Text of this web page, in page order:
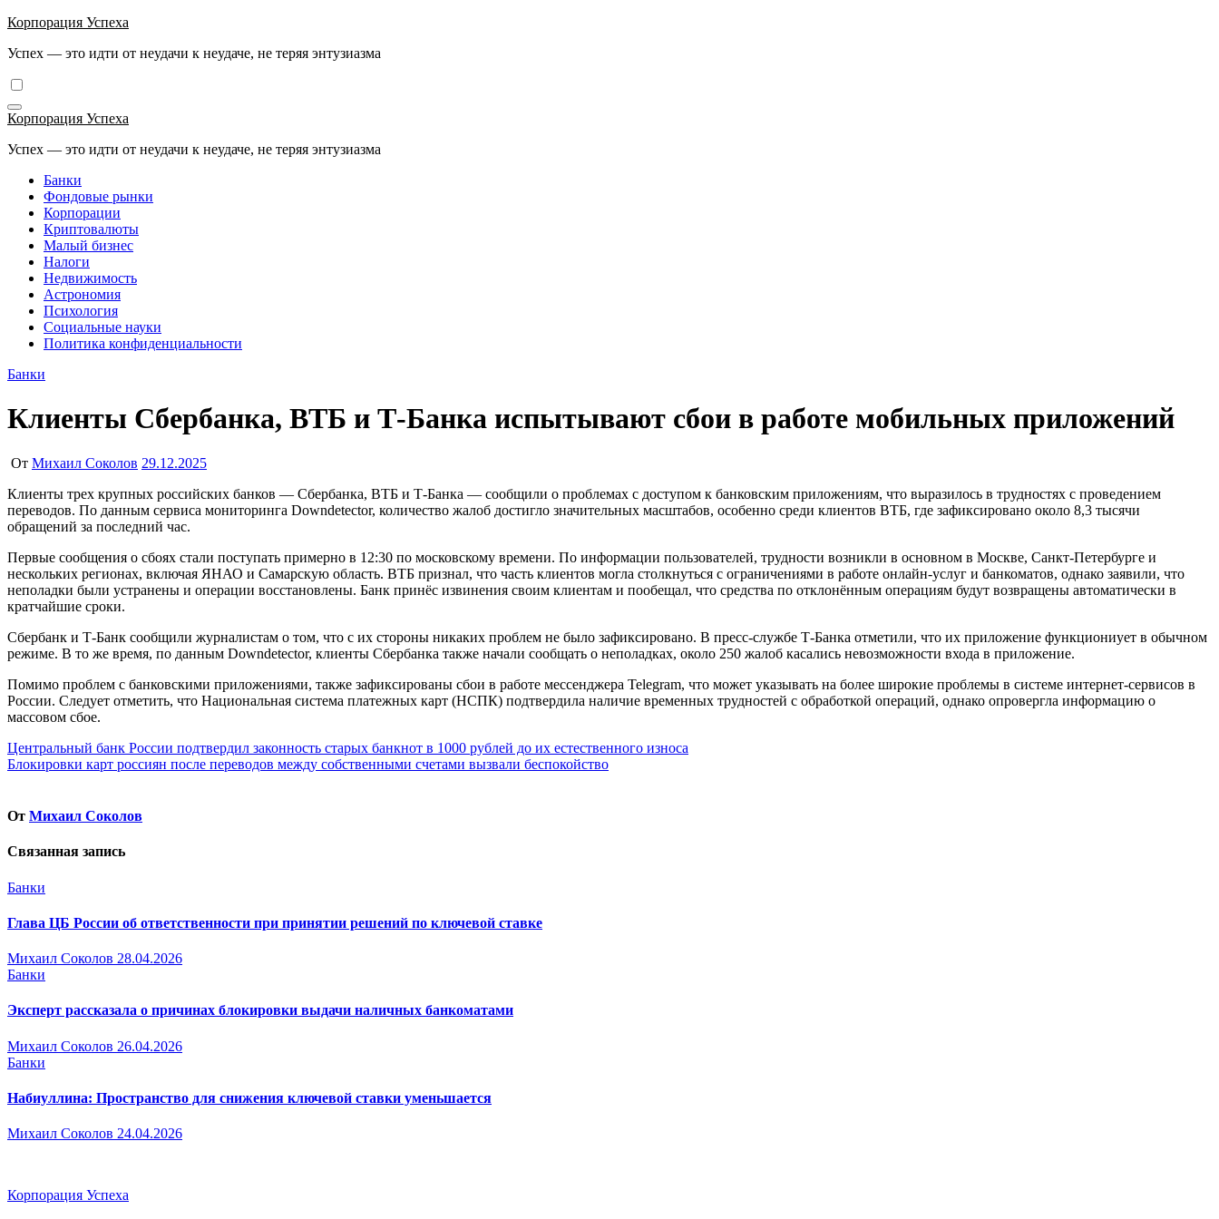
Перейти
содержимому
Корпорация Успеха
Успех — это идти от неудачи к неудаче, не теряя энтузиазма
Корпорация Успеха
Успех — это идти от неудачи к неудаче, не теряя энтузиазма
Банки
Фондовые рынки
Корпорации
Криптовалюты
Малый бизнес
Налоги
Недвижимость
Астрономия
Психология
Социальные науки
Политика конфиденциальности
Банки
Клиенты Сбербанка, ВТБ и Т-Банка испытывают сбои в работе мобильных приложений
От Михаил Соколов 29.12.2025
Клиенты трех крупных российских банков — Сбербанка, ВТБ и Т-Банка — сообщили о проблемах с доступом к банковским приложениям, что выразилось в трудностях с проведением
переводов. По данным сервиса мониторинга Downdetector, количество жалоб достигло значительных масштабов, особенно среди клиентов ВТБ, где зафиксировано около 8,3 тысячи
обращений за последний час.
Первые сообщения о сбоях стали поступать примерно в 12:30 по московскому времени. По информации пользователей, трудности возникли в основном в Москве, Санкт-Петербурге и
нескольких регионах, включая ЯНАО и Самарскую область. ВТБ признал, что часть клиентов могла столкнуться с ограничениями в работе онлайн-услуг и банкоматов, однако заявили, что
неполадки были устранены и операции восстановлены. Банк принёс извинения своим клиентам и пообещал, что средства по отклонённым операциям будут возвращены автоматически в
кратчайшие сроки.
Сбербанк и Т-Банк сообщили журналистам о том, что с их стороны никаких проблем не было зафиксировано. В пресс-службе Т-Банка отметили, что их приложение функциониует в обычном
режиме. В то же время, по данным Downdetector, клиенты Сбербанка также начали сообщать о неполадках, около 250 жалоб касались невозможности входа в приложение.
Помимо проблем с банковскими приложениями, также зафиксированы сбои в работе мессенджера Telegram, что может указывать на более широкие проблемы в системе интернет-сервисов в
России. Следует отметить, что Национальная система платежных карт (НСПК) подтвердила наличие временных трудностей с обработкой операций, однако опровергла информацию о
массовом сбое.
Навигация
по
Центральный банк России подтвердил законность старых банкнот в 1000 рублей до их естественного износа
Блокировки карт россиян после переводов между собственными счетами вызвали беспокойство
От Михаил Соколов
Связанная запись
Банки
Глава ЦБ России об ответственности при принятии решений по ключевой ставке
Михаил Соколов 28.04.2026
Банки
Эксперт рассказала о причинах блокировки выдачи наличных банкоматами
Михаил Соколов 26.04.2026
Банки
Набиуллина: Пространство для снижения ключевой ставки уменьшается
Михаил Соколов 24.04.2026
Корпорация Успеха